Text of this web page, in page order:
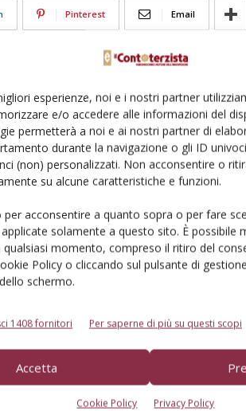
esperienze, noi e i nostri partner
e/o accedere alle informazioni del
permetterà a noi e ai nostri partner di
durante la navigazione o gli ID
(non) personalizzati. Non acconsentire o
su alcune caratteristiche e funzioni.
per acconsentire a quanto sopra o per fare
solamente a questo sito. È possibile
momento, compreso il ritiro del
Policy o cliccando sul pulsante di
schermo.
1408 fornitori Per saperne di più su questi scopi
Accetta
Cookie Policy Privacy Policy
Pinterest Email